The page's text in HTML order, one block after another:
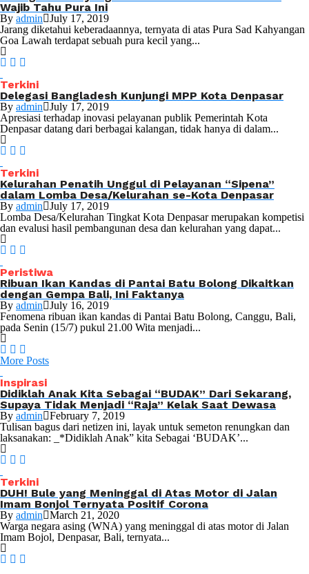
Wajib Tahu Pura Ini
By admin
July 17, 2019
Jarang diketahui keberadaannya, ternyata di atas Pura Sad Kahyangan
Goa Lawah terdapat sebuah pura kecil yang...
Terkini
Delegasi Bangladesh Kunjungi MPP Kota Denpasar
By admin
July 17, 2019
Apresiasi terhadap inovasi pelayanan publik Pemerintah Kota
Denpasar datang dari berbagai kalangan, tidak hanya di dalam...
Terkini
Kelurahan Penatih Unggul di Pelayanan “Sipena”
dalam Lomba Desa/Kelurahan se-Kota Denpasar
By admin
July 17, 2019
Lomba Desa/Kelurahan Tingkat Kota Denpasar merupakan kompetisi
dan evalusi hasil pembangunan desa dan kelurahan yang dapat...
Peristiwa
Ribuan Ikan Kandas di Pantai Batu Bolong Dikaitkan
dengan Gempa Bali, Ini Faktanya
By admin
July 16, 2019
Fenomena ribuan ikan kandas di Pantai Batu Bolong, Canggu, Bali,
pada Senin (15/7) pukul 21.00 Wita menjadi...
More Posts
Inspirasi
Didiklah Anak Kita Sebagai “BUDAK” Dari Sekarang,
Supaya Tidak Menjadi “Raja” Kelak Saat Dewasa
By admin
February 7, 2019
Tulisan bagus dari netizen ini, layak untuk semeton renungkan dan
laksanakan: _*Didiklah Anak” kita Sebagai ‘BUDAK’...
Terkini
DUH! Bule yang Meninggal di Atas Motor di Jalan
Imam Bonjol Ternyata Positif Corona
By admin
March 21, 2020
Warga negara asing (WNA) yang meninggal di atas motor di Jalan
Imam Bojol, Denpasar, Bali, ternyata...